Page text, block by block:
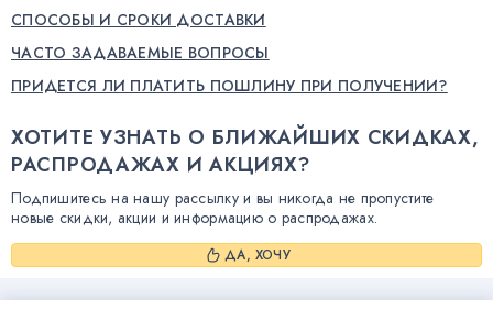
СПОСОБЫ И СРОКИ ДОСТАВКИ
ЧАСТО ЗАДАВАЕМЫЕ ВОПРОСЫ
ПРИДЕТСЯ ЛИ ПЛАТИТЬ ПОШЛИНУ ПРИ ПОЛУЧЕНИИ?
ХОТИТЕ УЗНАТЬ О БЛИЖАЙШИХ СКИДКАХ,
РАСПРОДАЖАХ И АКЦИЯХ?
Подпишитесь на нашу рассылку и вы никогда не пропустите
новые скидки, акции и информацию о распродажах.
ДА, ХОЧУ